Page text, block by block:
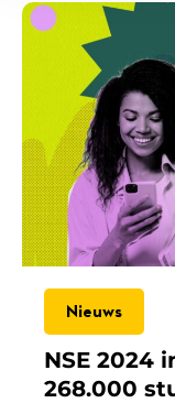
Nieuws
NSE 2024
268.000